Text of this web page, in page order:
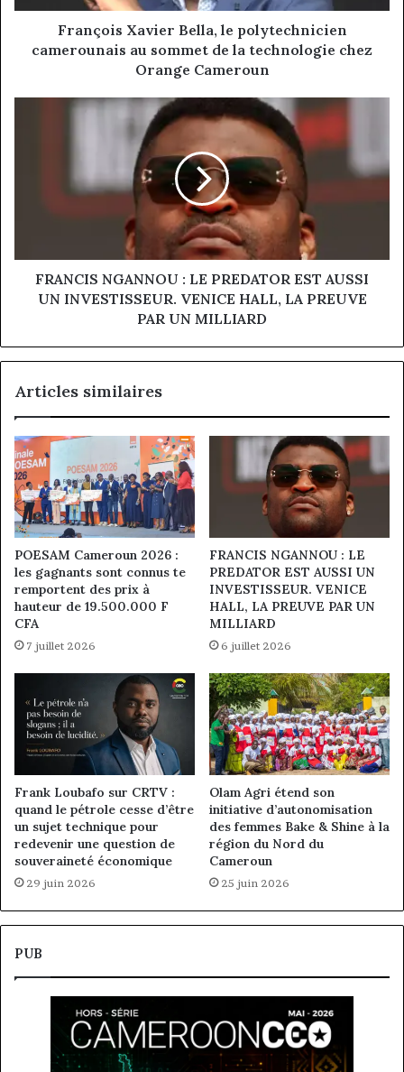
de
technologie
François Xavier Bella, le polytechnicien
camerounais au sommet de la technologie chez
Orange Cameroun
PREDATOR
INVESTISSEUR.
VENICE
HALL,
PAR
MILLIARD
FRANCIS NGANNOU : LE PREDATOR EST AUSSI
UN INVESTISSEUR. VENICE HALL, LA PREUVE
PAR UN MILLIARD
Articles similaires
POESAM Cameroun 2026 :
les gagnants sont connus te
remportent des prix à
hauteur de 19.500.000 F
CFA
7 juillet 2026
FRANCIS NGANNOU : LE
PREDATOR EST AUSSI UN
INVESTISSEUR. VENICE
HALL, LA PREUVE PAR UN
MILLIARD
6 juillet 2026
Frank Loubafo sur CRTV :
quand le pétrole cesse d’être
un sujet technique pour
redevenir une question de
souveraineté économique
29 juin 2026
Olam Agri étend son
initiative d’autonomisation
des femmes Bake & Shine à la
région du Nord du
Cameroun
25 juin 2026
PUB